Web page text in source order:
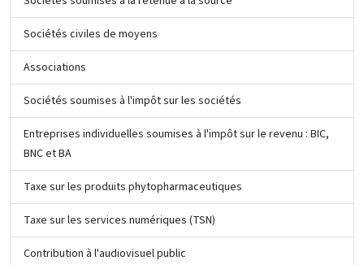
Sociétés civiles de moyens
Associations
Sociétés soumises à l'impôt sur les sociétés
Entreprises individuelles soumises à l'impôt sur le revenu : BIC,
BNC et BA
Taxe sur les produits phytopharmaceutiques
Taxe sur les services numériques (TSN)
Contribution à l'audiovisuel public